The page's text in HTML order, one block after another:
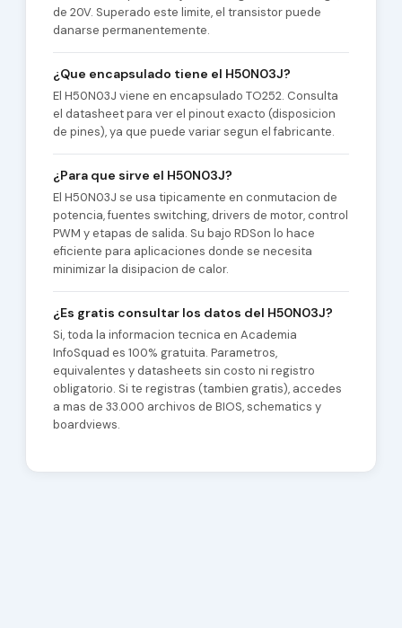
de 20V. Superado este limite, el transistor puede
danarse permanentemente.
¿Que encapsulado tiene el H50N03J?
El H50N03J viene en encapsulado TO252. Consulta
el datasheet para ver el pinout exacto (disposicion
de pines), ya que puede variar segun el fabricante.
¿Para que sirve el H50N03J?
El H50N03J se usa tipicamente en conmutacion de
potencia, fuentes switching, drivers de motor, control
PWM y etapas de salida. Su bajo RDSon lo hace
eficiente para aplicaciones donde se necesita
minimizar la disipacion de calor.
¿Es gratis consultar los datos del H50N03J?
Si, toda la informacion tecnica en Academia
InfoSquad es 100% gratuita. Parametros,
equivalentes y datasheets sin costo ni registro
obligatorio. Si te registras (tambien gratis), accedes
a mas de 33.000 archivos de BIOS, schematics y
boardviews.